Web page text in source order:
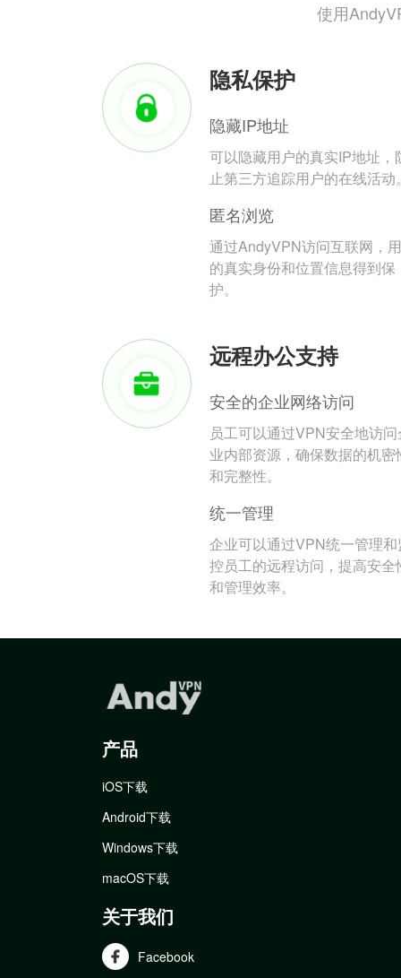
使用
隐私保护
隐藏IP地址
可以隐藏用户的真实IP地址，
止第三方追踪用户的在线活动
匿名浏览
通过AndyVPN访问互联网，
的真实身份和位置信息得到保
护。
远程办公支持
安全的企业网络访问
员工可以通过VPN安全地访
业内部资源，确保数据的机密
和完整性。
统一管理
企业可以通过VPN统一管理和
控员工的远程访问，提高安全
和管理效率。
产品
iOS下载
Android下载
Windows下载
macOS下载
关于我们
Facebook